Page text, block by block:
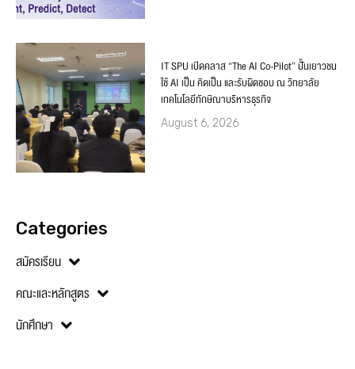
IT SPU เปิดคลาส “The AI Co-Pilot” ปั้นเยาวชน
ใช้ AI เป็น คิดเป็น และรับผิดชอบ ณ วิทยาลัย
เทคโนโลยีทักษิณาบริหารธุรกิจ
August 6, 2026
Categories
สมัครเรียน
คณะและหลักสูตร
นักศึกษา